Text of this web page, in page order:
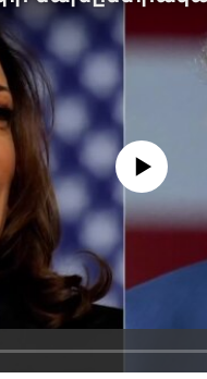
No media source